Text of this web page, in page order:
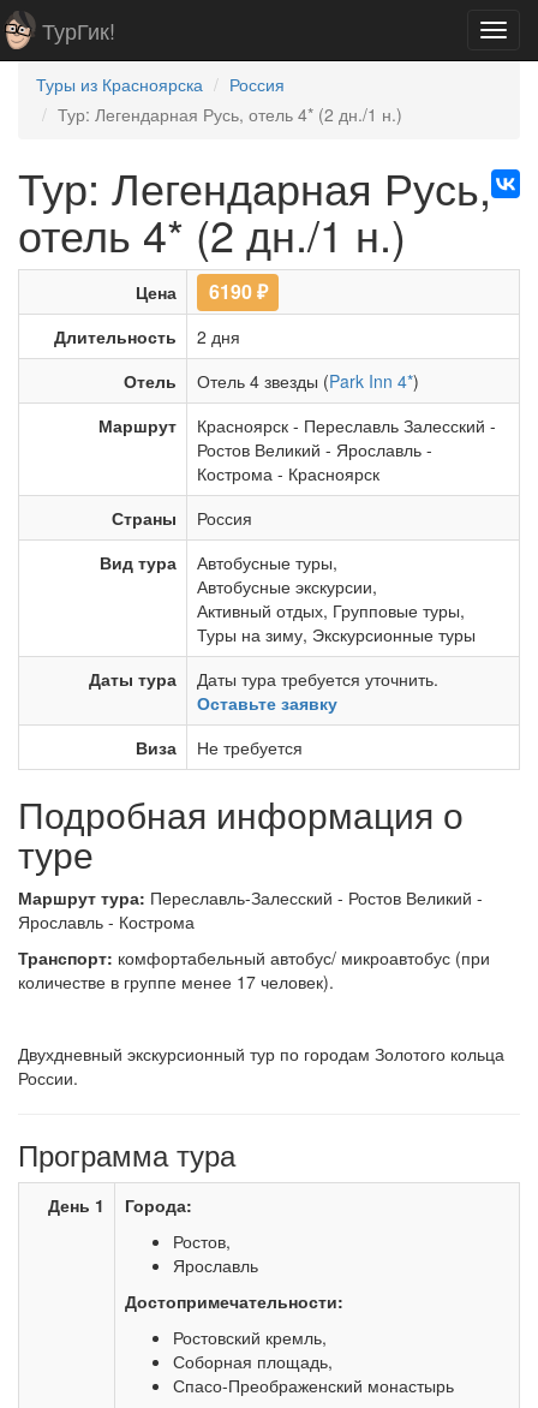
ТурГик!
Туры из Красноярска
Россия
Тур: Легендарная Русь, отель 4* (2 дн./1 н.)
Тур: Легендарная Русь,
отель 4* (2 дн./1 н.)
Цена 6190₽
Длительность
2 дня
Отель
Отель 4 звезды (Park Inn 4*)
Маршрут
Красноярск - Переславль Залесский -
Ростов Великий - Ярославль -
Кострома - Красноярск
Страны
Россия
Вид тура
Автобусные туры,
Автобусные экскурсии,
Активный отдых, Групповые туры,
Туры на зиму, Экскурсионные туры
Даты тура
Даты тура требуется уточнить.
Оставьте заявку
Виза
Не требуется
Подробная информация о
туре
Маршрут тура: Переславль-Залесский - Ростов Великий -
Ярославль - Кострома
Транспорт: комфортабельный автобус/ микроавтобус (при
количестве в группе менее 17 человек).
Двухдневный экскурсионный тур по городам Золотого кольца
России.
Программа тура
День 1
Города:
Ростов,
Ярославль
Достопримечательности:
Ростовский кремль,
Соборная площадь,
Спасо-Преображенский монастырь